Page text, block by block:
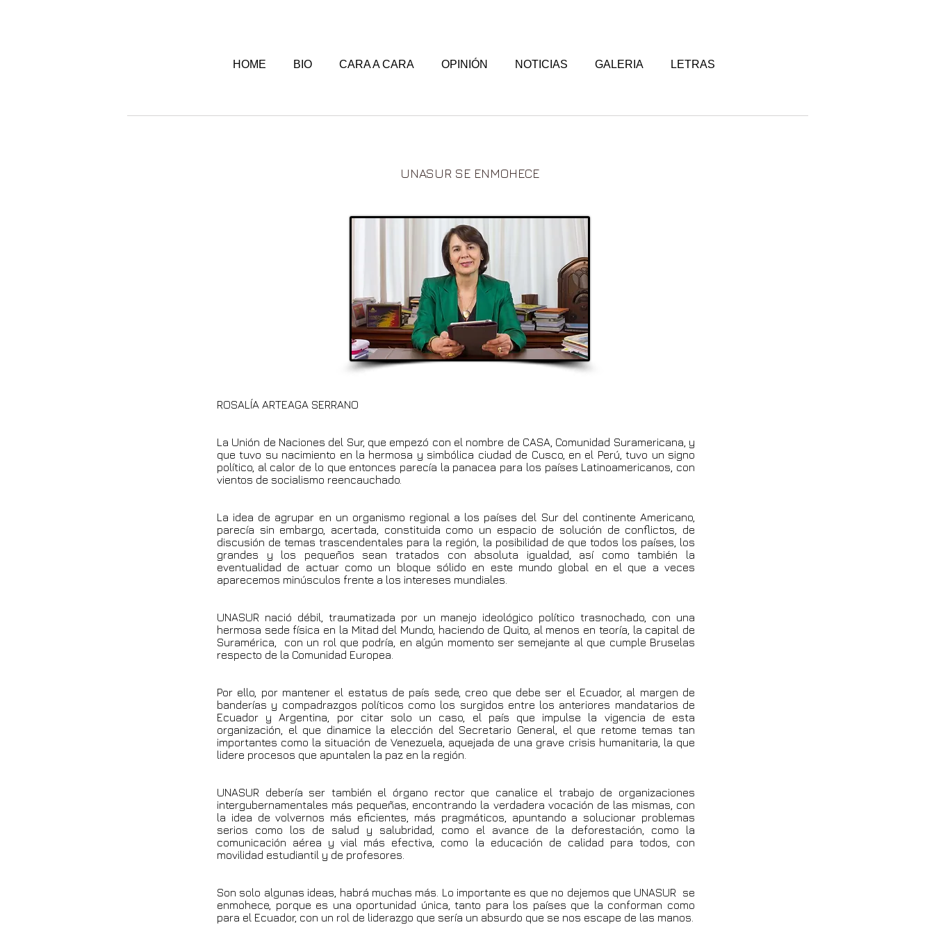
HOME BIO CARA A CARA OPINIÓN NOTICIAS GALERIA LETRAS
ROSALÍA ARTEAGA SERRANO
La Unión de Naciones del Sur, que empezó con el nombre de CASA, Comunidad Suramericana, y
que tuvo su nacimiento en la hermosa y simbólica ciudad de Cusco, en el Perú, tuvo un signo
político, al calor de lo que entonces parecía la panacea para los países Latinoamericanos, con
vientos de socialismo reencauchado.
La idea de agrupar en un organismo regional a los países del Sur del continente Americano,
parecía sin embargo, acertada, constituida como un espacio de solución de conflictos, de
discusión de temas trascendentales para la región, la posibilidad de que todos los países, los
grandes y los pequeños sean tratados con absoluta igualdad, así como también la
eventualidad de actuar como un bloque sólido en este mundo global en el que a veces
aparecemos minúsculos frente a los intereses mundiales.
UNASUR nació débil, traumatizada por un manejo ideológico político trasnochado, con una
hermosa sede física en la Mitad del Mundo, haciendo de Quito, al menos en teoría, la capital de
Suramérica, con un rol que podría, en algún momento ser semejante al que cumple Bruselas
respecto de la Comunidad Europea.
Por ello, por mantener el estatus de país sede, creo que debe ser el Ecuador, al margen de
banderías y compadrazgos políticos como los surgidos entre los anteriores mandatarios de
Ecuador y Argentina, por citar solo un caso, el país que impulse la vigencia de esta
organización, el que dinamice la elección del Secretario General, el que retome temas tan
importantes como la situación de Venezuela, aquejada de una grave crisis humanitaria, la que
lidere procesos que apuntalen la paz en la región.
UNASUR debería ser también el órgano rector que canalice el trabajo de organizaciones
intergubernamentales más pequeñas, encontrando la verdadera vocación de las mismas, con
la idea de volvernos más eficientes, más pragmáticos, apuntando a solucionar problemas
serios como los de salud y salubridad, como el avance de la deforestación, como la
comunicación aérea y vial más efectiva, como la educación de calidad para todos, con
movilidad estudiantil y de profesores.
Son solo algunas ideas, habrá muchas más. Lo importante es que no dejemos que UNASUR se
enmohece, porque es una oportunidad única, tanto para los países que la conforman como
para el Ecuador, con un rol de liderazgo que sería un absurdo que se nos escape de las manos.
UNASUR SE ENMOHECE